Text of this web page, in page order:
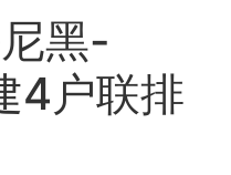
黑-
4户联排